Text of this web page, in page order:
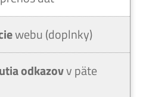
webu (doplnky)
odkazovv päte